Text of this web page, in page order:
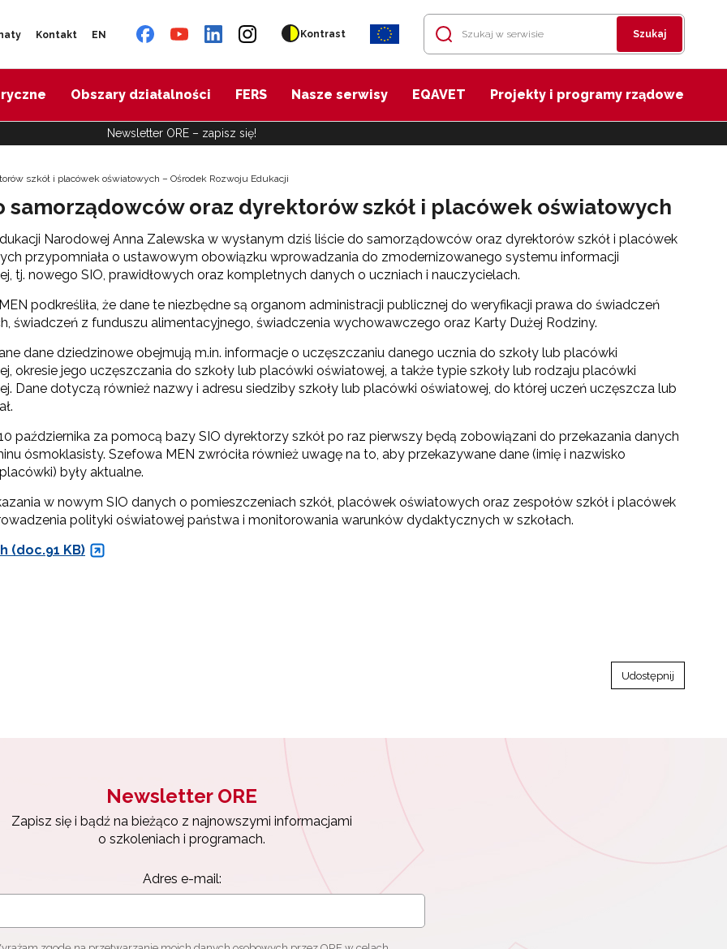
Kontakt EN Kontrast Szukaj
Obszary działalności FERS Nasze serwisy EQAVET Projekty i programy rządowe
Newsletter ORE – zapisz się!
szkół i placówek oświatowych – Ośrodek Rozwoju Edukacji
samorządowców oraz dyrektorów szkół i placówek oświatowych
Narodowej Anna Zalewska w wysłanym dziś liście do samorządowców oraz dyrektorów szkół i placówek
przypomniała o ustawowym obowiązku wprowadzania do zmodernizowanego systemu informacji
tj. nowego SIO, prawidłowych oraz kompletnych danych o uczniach i nauczycielach.
podkreśliła, że dane te niezbędne są organom administracji publicznej do weryfikacji prawa do świadczeń
świadczeń z funduszu alimentacyjnego, świadczenia wychowawczego oraz Karty Dużej Rodziny.
dane dziedzinowe obejmują m.in. informacje o uczęszczaniu danego ucznia do szkoły lub placówki
okresie jego uczęszczania do szkoły lub placówki oświatowej, a także typie szkoły lub rodzaju placówki
Dane dotyczą również nazwy i adresu siedziby szkoły lub placówki oświatowej, do której uczeń uczęszcza lub
października za pomocą bazy SIO dyrektorzy szkół po raz pierwszy będą zobowiązani do przekazania danych
ósmoklasisty. Szefowa MEN zwróciła również uwagę na to, aby przekazywane dane (imię i nazwisko
były aktualne.
w nowym SIO danych o pomieszczeniach szkół, placówek oświatowych oraz zespołów szkół i placówek
polityki oświatowej państwa i monitorowania warunków dydaktycznych w szkołach.
(doc.91 KB)
Udostępnij
Newsletter ORE
Zapisz się i bądź na bieżąco z najnowszymi informacjami
o szkoleniach i programach.
Adres e-mail: